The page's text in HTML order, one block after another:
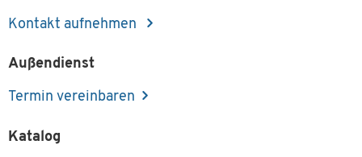
Kontakt aufnehmen
Außendienst
Termin vereinbaren
Katalog